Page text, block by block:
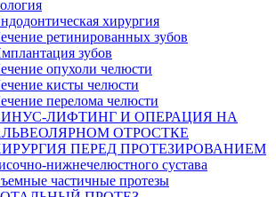
хирургия
ретинированных зубов
зубов
опухоли челюсти
кисты челюсти
перелома челюсти
ЛИФТИНГ И ОПЕРАЦИЯ НА
ОТРОСТКЕ
ПЕРЕД ПРОТЕЗИРОВАНИЕМ
нижнечелюстного сустава
частичные протезы